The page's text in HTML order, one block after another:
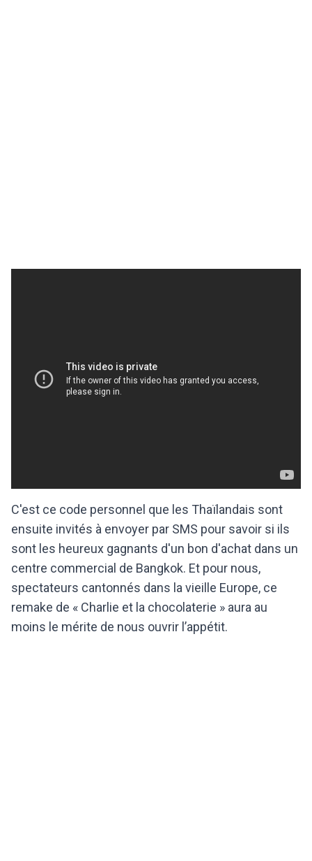
C'est ce code personnel que les Thaïlandais sont
ensuite invités à envoyer par SMS pour savoir si ils
sont les heureux gagnants d'un bon d'achat dans un
centre commercial de Bangkok. Et pour nous,
spectateurs cantonnés dans la vieille Europe, ce
remake de « Charlie et la chocolaterie » aura au
moins le mérite de nous ouvrir l’appétit.